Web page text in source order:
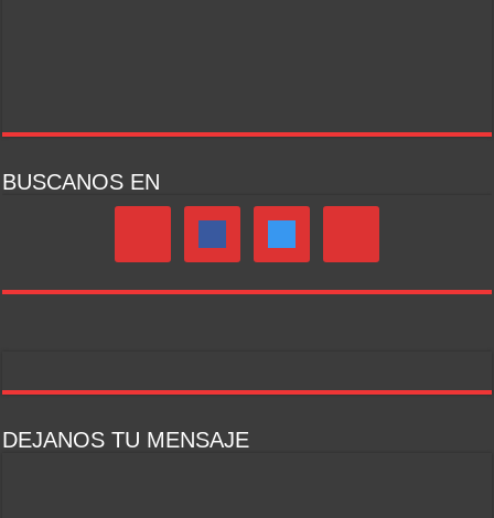
BUSCANOS EN
DEJANOS TU MENSAJE